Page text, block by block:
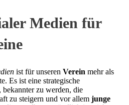
Medien für
ist für unseren Verein mehr als
Es ist eine strategische
zu werden, die
zu steigern und vor allem junge